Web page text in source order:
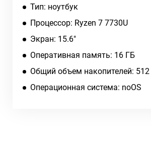
Тип: ноутбук
Процессор: Ryzen 7 7730U
Экран: 15.6"
Оперативная память: 16 ГБ
Общий объем накопителей:
Операционная система: noOS